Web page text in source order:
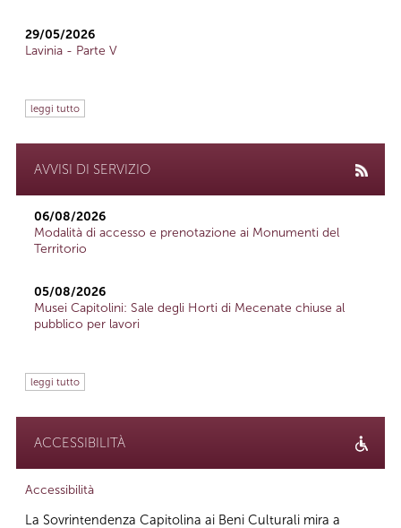
29/05/2026
Lavinia - Parte V
leggi tutto
AVVISI DI SERVIZIO
06/08/2026
Modalità di accesso e prenotazione ai Monumenti del
Territorio
05/08/2026
Musei Capitolini: Sale degli Horti di Mecenate chiuse al
pubblico per lavori
leggi tutto
ACCESSIBILITÀ
Accessibilità
La Sovrintendenza Capitolina ai Beni Culturali mira a